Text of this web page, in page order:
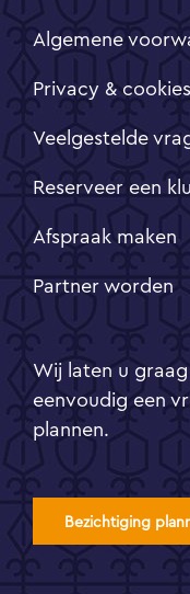
Algemene
Privacy & cookies
Veelgestelde
Reserveer een
Afspraak maken
Partner worden
Wij laten u
eenvoudig een
plannen.
Bezichtiging